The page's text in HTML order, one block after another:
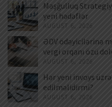
Məşğulluq
yeni hədəflər
AUGUST 6, 2026
ƏDV ödəyicilərinə
vergi orqanı özü
AUGUST 6, 2026
Hər yeni invoys
edilməlidirmi?
AUGUST 6, 2026